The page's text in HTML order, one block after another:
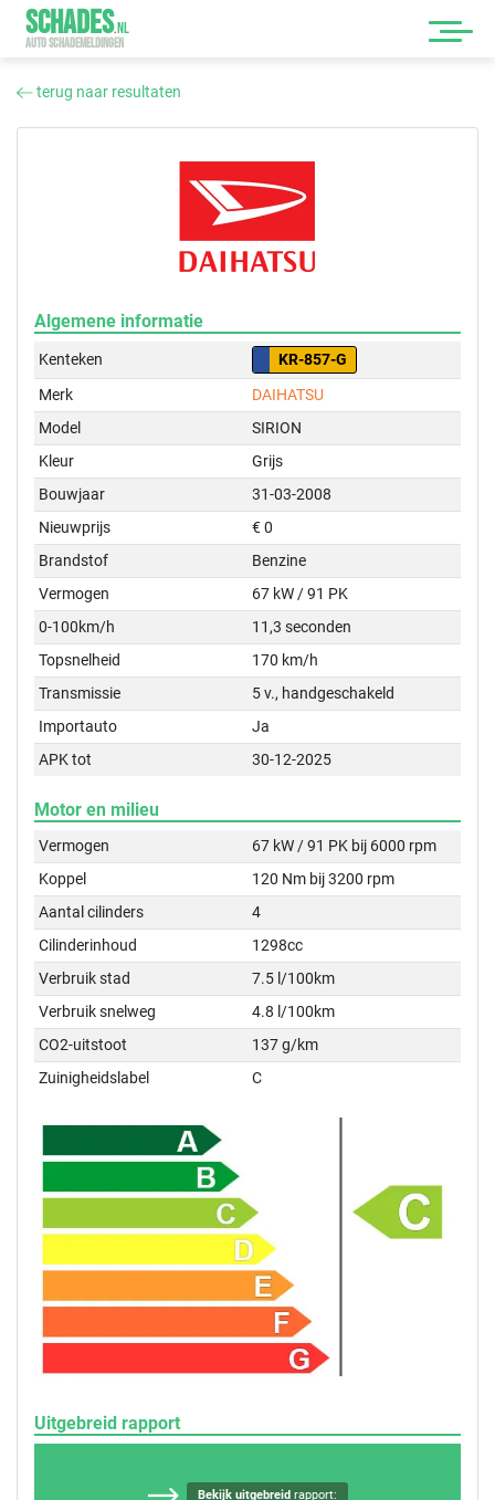
SCHADES.NL
AUTO SCHADEMELDINGEN
terug naar resultaten
Algemene informatie
Kenteken
KR-857-G
Merk
DAIHATSU
Model
SIRION
Kleur
Grijs
Bouwjaar
31-03-2008
Nieuwprijs
€ 0
Brandstof
Benzine
Vermogen
67 kW / 91 PK
0-100km/h
11,3 seconden
Topsnelheid
170 km/h
Transmissie
5 v., handgeschakeld
Importauto
Ja
APK tot
30-12-2025
Motor en milieu
Vermogen
67 kW / 91 PK bij 6000 rpm
Koppel
120 Nm bij 3200 rpm
Aantal cilinders
4
Cilinderinhoud
1298cc
Verbruik stad
7.5 l/100km
Verbruik snelweg
4.8 l/100km
CO2-uitstoot
137 g/km
Zuinigheidslabel
C
Uitgebreid rapport
Bekijk uitgebreidrapport: